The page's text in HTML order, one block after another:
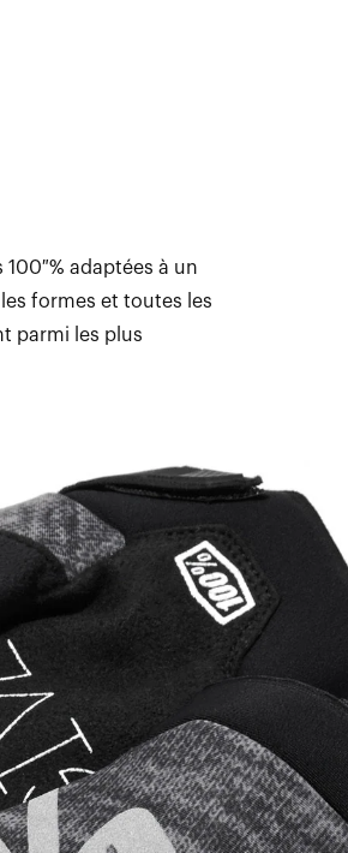
100 % adaptées à un
formes et toutes les
parmi les plus